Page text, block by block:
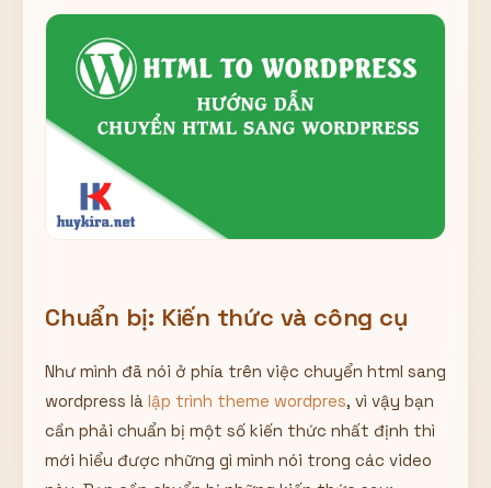
Chuẩn bị: Kiến thức và công cụ
Như mình đã nói ở phía trên việc chuyển html sang
wordpress là lập trình theme wordpres, vì vậy bạn
cần phải chuẩn bị một số kiến thức nhất định thì
mới hiểu được những gì mình nói trong các video